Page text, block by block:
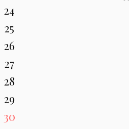
24
25
26
27
28
29
30